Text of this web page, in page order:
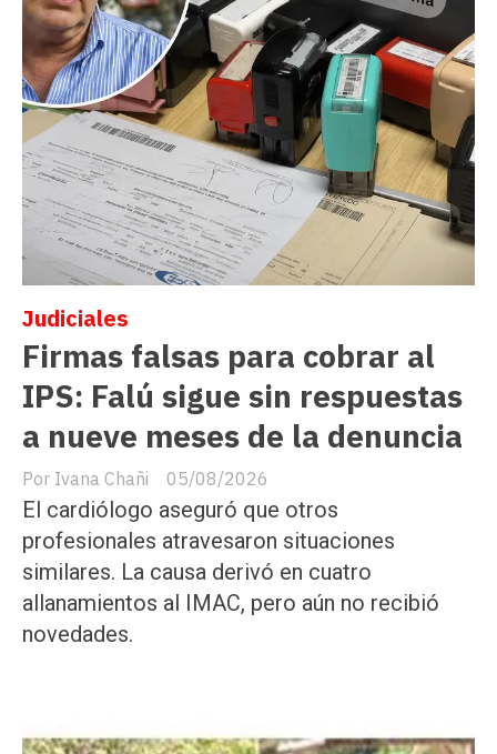
Firmas falsas para cobrar al
IPS: Falú sigue sin respuestas
a nueve meses de la denuncia
Ivana Chañi
Judiciales
05/08/2026
El cardiólogo aseguró que otros
profesionales atravesaron situaciones
similares. La causa derivó en cuatro
allanamientos al IMAC, pero aún no recibió
novedades.